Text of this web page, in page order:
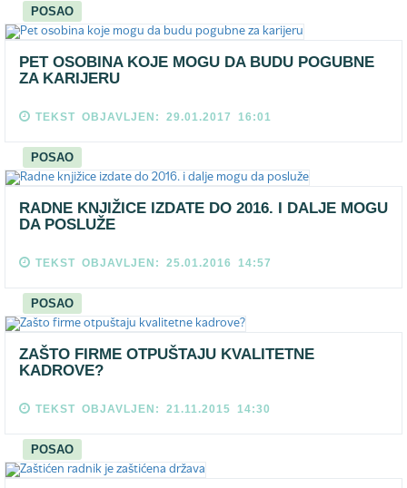
POSAO
PET OSOBINA KOJE MOGU DA BUDU POGUBNE
ZA KARIJERU
TEKST OBJAVLJEN: 29.01.2017 16:01
POSAO
RADNE KNJIŽICE IZDATE DO 2016. I DALJE MOGU
DA POSLUŽE
TEKST OBJAVLJEN: 25.01.2016 14:57
POSAO
ZAŠTO FIRME OTPUŠTAJU KVALITETNE
KADROVE?
TEKST OBJAVLJEN: 21.11.2015 14:30
POSAO